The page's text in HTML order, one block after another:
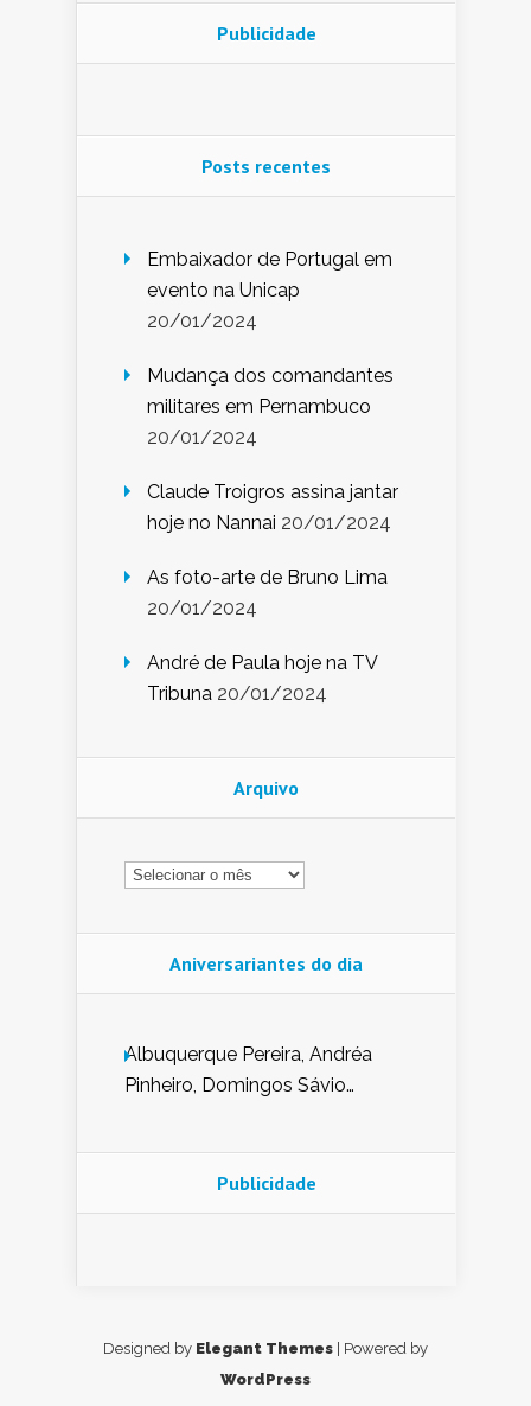
Publicidade
Posts recentes
Embaixador de Portugal em
evento na Unicap
20/01/2024
Mudança dos comandantes
militares em Pernambuco
20/01/2024
Claude Troigros assina jantar
hoje no Nannai 20/01/2024
As foto-arte de Bruno Lima
20/01/2024
André de Paula hoje na TV
Tribuna 20/01/2024
Arquivo
Arquivo
Aniversariantes do dia
Albuquerque Pereira, Andréa
Pinheiro, Domingos Sávio
Nunes de Sena, Fátima Peixoto,
Glória Pereira, Kátia Mesel,
Publicidade
Designed by Elegant Themes | Powered by
WordPress